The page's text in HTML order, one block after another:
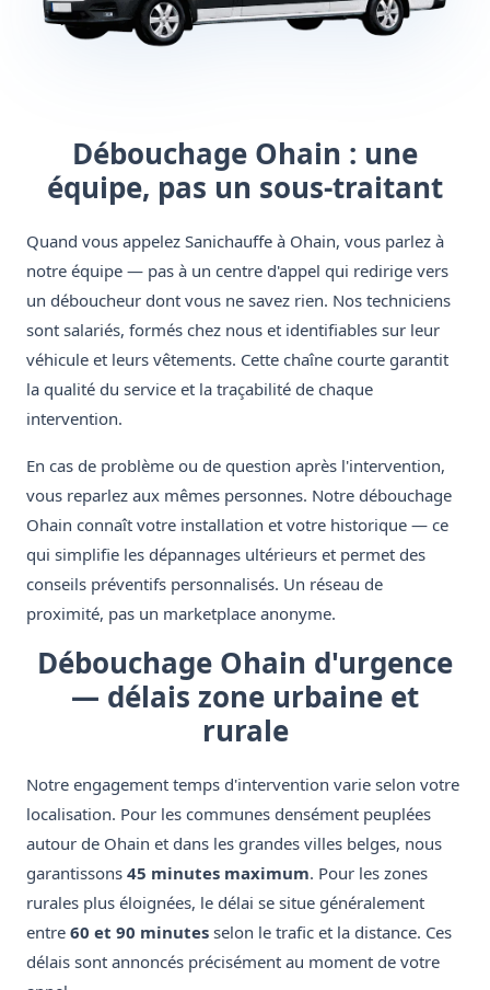
Débouchage Ohain : une
équipe, pas un sous-traitant
Quand vous appelez Sanichauffe à Ohain, vous parlez à
notre équipe — pas à un centre d'appel qui redirige vers
un déboucheur dont vous ne savez rien. Nos techniciens
sont salariés, formés chez nous et identifiables sur leur
véhicule et leurs vêtements. Cette chaîne courte garantit
la qualité du service et la traçabilité de chaque
intervention.
En cas de problème ou de question après l'intervention,
vous reparlez aux mêmes personnes. Notre débouchage
Ohain connaît votre installation et votre historique — ce
qui simplifie les dépannages ultérieurs et permet des
conseils préventifs personnalisés. Un réseau de
proximité, pas un marketplace anonyme.
Débouchage Ohain d'urgence
— délais zone urbaine et
rurale
Notre engagement temps d'intervention varie selon votre
localisation. Pour les communes densément peuplées
autour de Ohain et dans les grandes villes belges, nous
garantissons 45 minutes maximum. Pour les zones
rurales plus éloignées, le délai se situe généralement
entre 60 et 90 minutes selon le trafic et la distance. Ces
délais sont annoncés précisément au moment de votre